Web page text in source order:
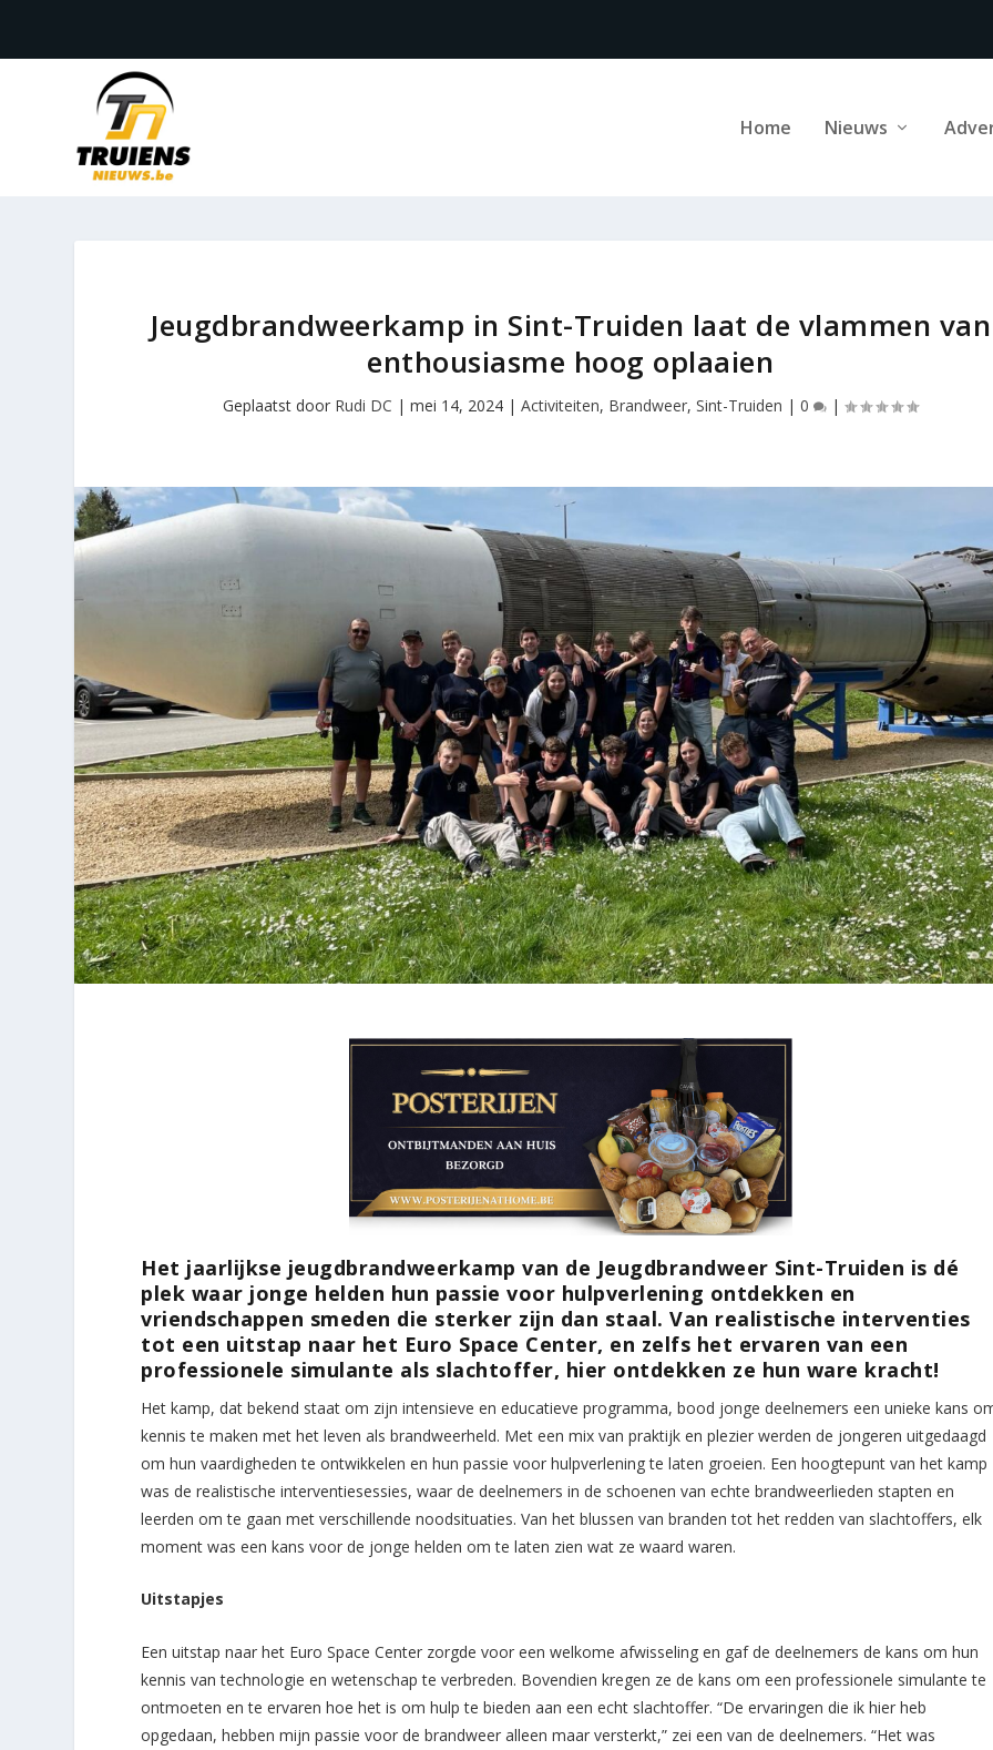
Home Nieuws
Jeugdbrandweerkamp in Sint-Truiden laat de vlammen van
enthousiasme hoog oplaaien
Geplaatst door Rudi DC |mei 14, 2024 |Activiteiten, Brandweer,Sint-Truiden |0 |
Het jaarlijkse jeugdbrandweerkamp van de Jeugdbrandweer Sint-Truiden is dé
plek waar jonge helden hun passie voor hulpverlening ontdekken en
vriendschappen smeden die sterker zijn dan staal. Van realistische interventies
tot een uitstap naar het Euro Space Center, en zelfs het ervaren van een
professionele simulante als slachtoffer, hier ontdekken ze hun ware kracht!
Het kamp, dat bekend staat om zijn intensieve en educatieve programma, bood jonge deelnemers een unieke kans
kennis te maken met het leven als brandweerheld. Met een mix van praktijk en plezier werden de jongeren uitgedaagd
om hun vaardigheden te ontwikkelen en hun passie voor hulpverlening te laten groeien. Een hoogtepunt van het kamp
was de realistische interventiesessies, waar de deelnemers in de schoenen van echte brandweerlieden stapten en
leerden om te gaan met verschillende noodsituaties. Van het blussen van branden tot het redden van slachtoffers, elk
moment was een kans voor de jonge helden om te laten zien wat ze waard waren.
Uitstapjes
Een uitstap naar het Euro Space Center zorgde voor een welkome afwisseling en gaf de deelnemers de kans om hun
kennis van technologie en wetenschap te verbreden. Bovendien kregen ze de kans om een professionele simulante te
ontmoeten en te ervaren hoe het is om hulp te bieden aan een echt slachtoffer. “De ervaringen die ik hier heb
opgedaan, hebben mijn passie voor de brandweer alleen maar versterkt,” zei een van de deelnemers. “Het was